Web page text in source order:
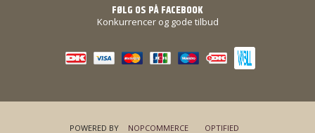
FØLG OS PÅ FACEBOOK
Konkurrencer og gode tilbud
POWERED BY NOPCOMMERCE OPTIFIED